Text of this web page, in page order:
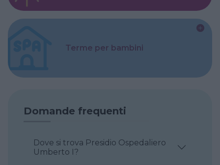
Terme per bambini
Domande frequenti
Dove si trova Presidio Ospedaliero
Umberto I?